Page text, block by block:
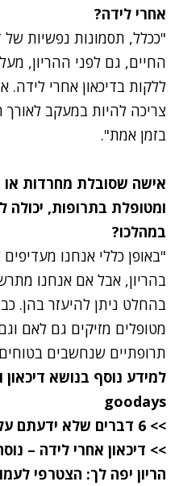
אחרי לידה?
"ככלל, תסמונות נפשיות
החיים, גם לפני ההריון,
ללקות בדיכאון אחרי
צריכה להיות במעקב לאורך
בזמן אמת".
אישה שסובלת מחרדות או
ומטופלת בתרופות,
במהלכו?
"באופן כללי אנחנו
בהריון, אבל אם אנחנו
בהחלט ניתן להיעזר בהן.
מטופלים מזיקים גם לאם
תרופתיים שנחשבים
למידע נוסף בנושא דיכאון
goodays
>> 6 דברים שלא ידעתם על דיכאון אחרי לידה
>> דיכאון אחרי לידה –
הריון יפה לך: הצטרפי